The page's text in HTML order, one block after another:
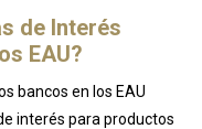
de Interés
EAU?
bancos en los EAU
interés para productos